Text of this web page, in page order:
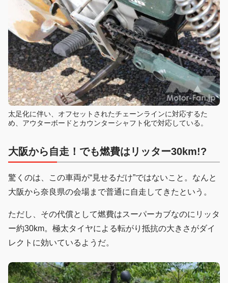
太足化に伴い、オフセットされたチェーンラインに対応するた
め、アウターボードとカウンターシャフト化で対応している。
大阪から自走！でも燃費はリッター30km!?
驚くのは、この車両が“見せるだけ”ではないこと。なんと
大阪から奈良県の会場まで普通に自走してきたという。
ただし、その代償として燃費はスーパーカブなのにリッタ
ー約30km。極太タイヤによる転がり抵抗の大きさがダイ
レクトに効いているようだ。